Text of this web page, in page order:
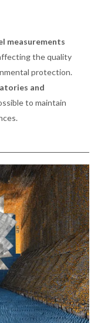
measurements
the quality
protection.
and
to maintain